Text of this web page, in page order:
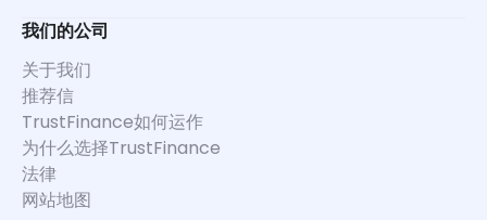
我们的公司
关于我们
推荐信
TrustFinance如何运作
为什么选择TrustFinance
法律
网站地图